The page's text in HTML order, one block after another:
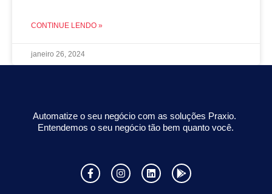
CONTINUE LENDO »
janeiro 26, 2024
Automatize o seu negócio com as soluções Praxio.
Entendemos o seu negócio tão bem quanto você.